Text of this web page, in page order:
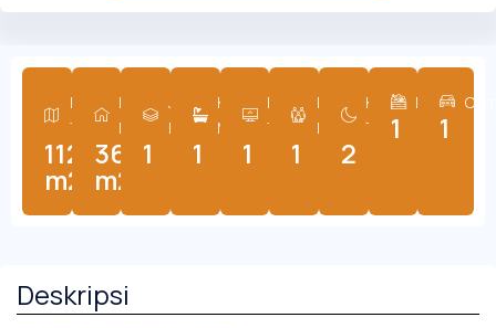
Luas
Tanah
112
m2
Luas
Bangunan
36
m2
Jumlah
Lantai
1
Kamar
Mandi
1
Ruang
Tamu
1
Ruang
Keluarga
1
Kamar
Tidur
2
Dapur
1 1
Deskripsi